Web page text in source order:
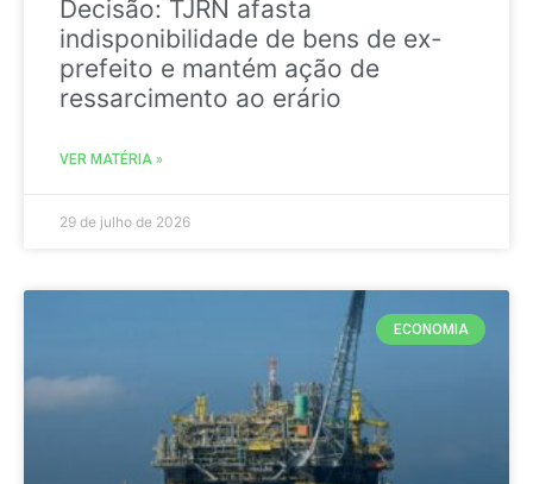
Decisão: TJRN afasta
indisponibilidade de bens de ex-
prefeito e mantém ação de
ressarcimento ao erário
VER MATÉRIA »
29 de julho de 2026
ECONOMIA